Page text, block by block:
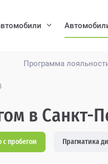
Программа
в Санкт-
с пробегом Прагматика